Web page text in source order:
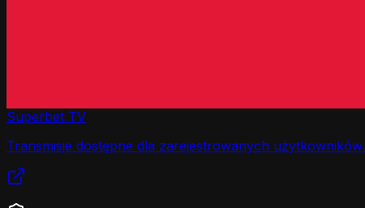
Superbet TV
Transmisje dostępne dla zarejestrowanych użytkowników.